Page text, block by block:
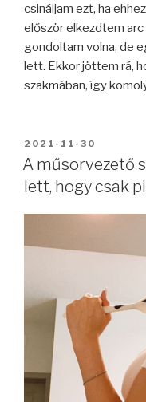
csináljam ezt, ha
először elkezdtem
gondoltam volna, de
lett. Ekkor jöttem rá,
szakmában, így
BEKÜLDVE:
2021-11-30
A műsorvezető
lett, hogy csak